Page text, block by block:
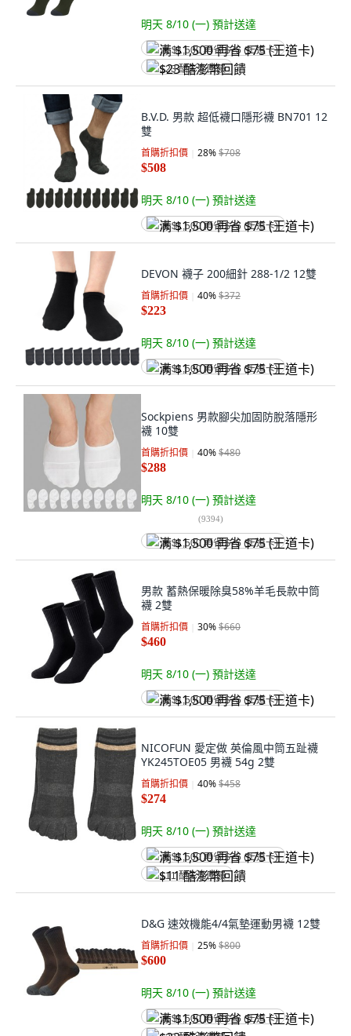
明天 8/10 (一) 預計送達
满 $1,500 再省 $75 (王道卡)
$23 酷澎幣回饋
B.V.D. 男款 超低襪口隱形襪 BN701 12
雙
首購折扣價 28%$708
$508
明天 8/10 (一) 預計送達
满 $1,500 再省 $75 (王道卡)
DEVON 襪子 200細針 288-1/2 12雙
首購折扣價 40%$372
$223
明天 8/10 (一) 預計送達
满 $1,500 再省 $75 (王道卡)
Sockpiens 男款腳尖加固防脫落隱形
襪 10雙
首購折扣價 40%$480
$288
明天 8/10 (一) 預計送達
(9394)
满 $1,500 再省 $75 (王道卡)
男款 蓄熱保暖除臭58%羊毛長款中筒
襪 2雙
首購折扣價 30%$660
$460
明天 8/10 (一) 預計送達
满 $1,500 再省 $75 (王道卡)
NICOFUN 愛定做 英倫風中筒五趾襪
YK245TOE05 男襪 54g 2雙
首購折扣價 40%$458
$274
明天 8/10 (一) 預計送達
满 $1,500 再省 $75 (王道卡)
$11 酷澎幣回饋
D&G 速效機能4/4氣墊運動男襪 12雙
首購折扣價 25%$800
$600
明天 8/10 (一) 預計送達
满 $1,500 再省 $75 (王道卡)